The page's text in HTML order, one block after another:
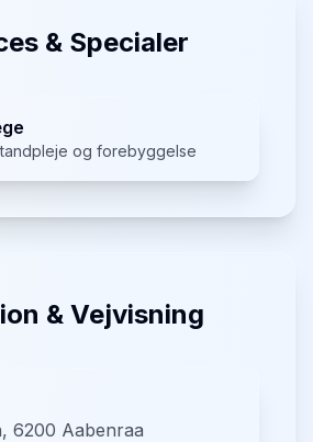
& Specialer
og forebyggelse
& Vejvisning
6200 Aabenraa